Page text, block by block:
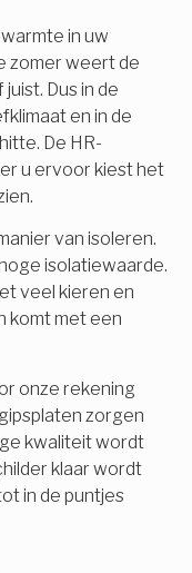
in uw
zomer weert de
Dus in de
en in de
De HR-
u ervoor kiest het
van isoleren.
isolatiewaarde.
veel kieren en
komt met een
onze rekening
zorgen
kwaliteit wordt
klaar wordt
in de puntjes